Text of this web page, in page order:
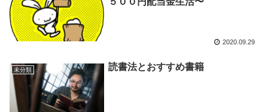
2020.09.29
未分類 読書法とおすすめ書籍